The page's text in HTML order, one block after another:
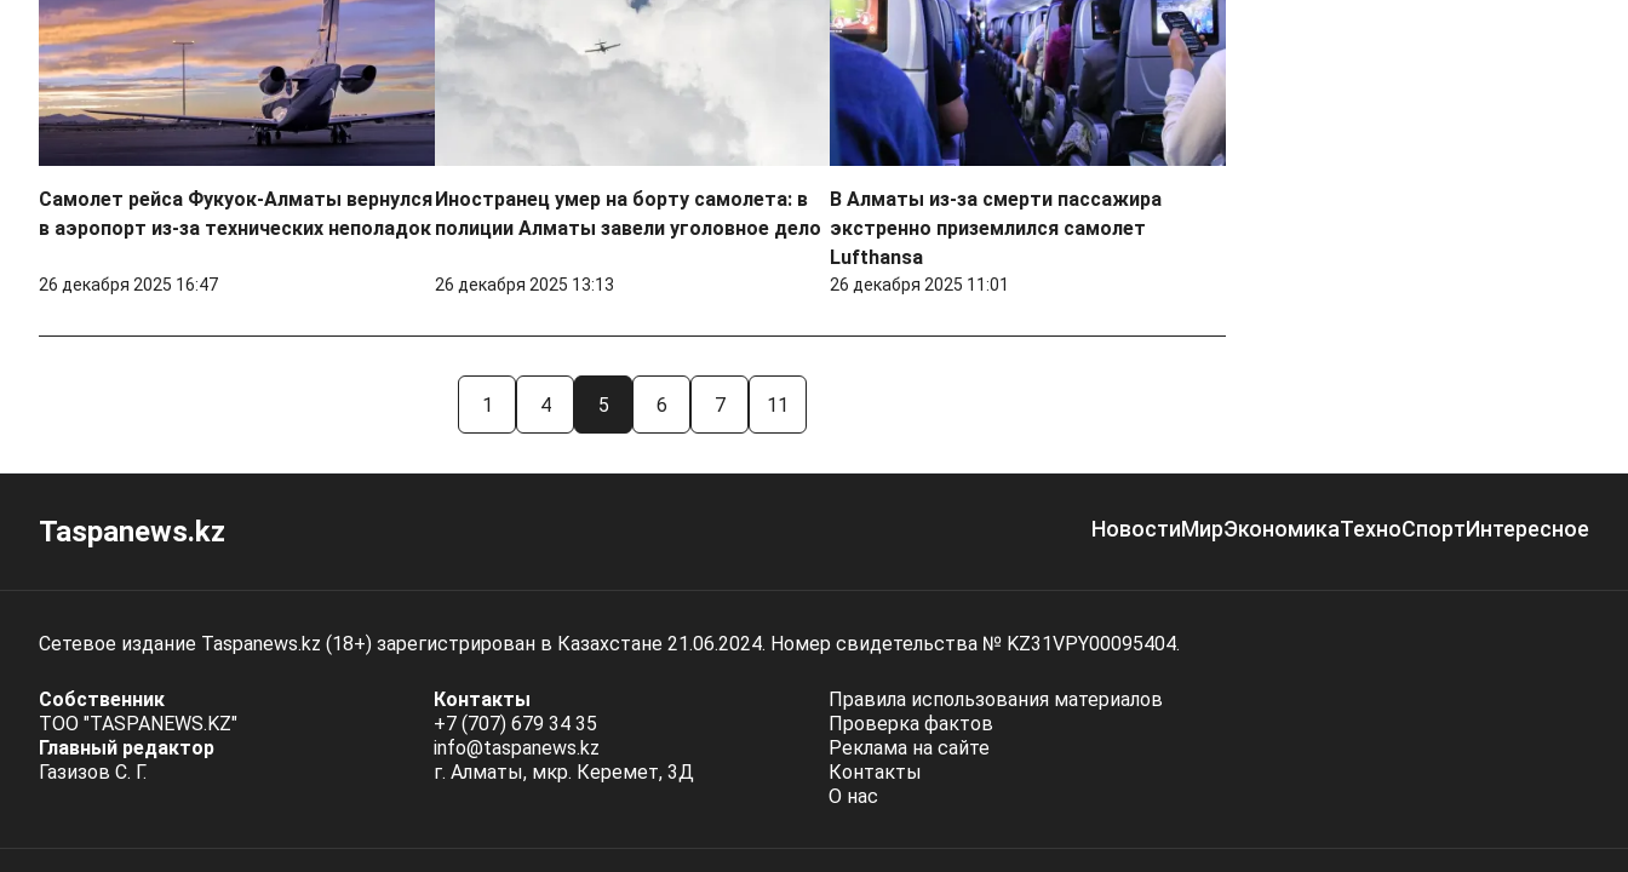
Самолет рейса Фукуок-Алматы вернулся
в аэропорт из-за технических неполадок
26 декабря 2025 16:47
Иностранец умер на борту самолета: в
полиции Алматы завели уголовное дело
26 декабря 2025 13:13
В Алматы из-за смерти пассажира
экстренно приземлился самолет
Lufthansa
26 декабря 2025 11:01
1 4 5 6 7 11
Taspanews.kz НовостиМирЭкономикаТехноСпортИнтересное
Сетевое издание Taspanews.kz (18+) зарегистрирован в Казахстане 21.06.2024. Номер свидетельства № KZ31VPY00095404.
Собственник
ТОО "TASPANEWS.KZ"
Главный редактор
Газизов С. Г.
Контакты
+7 (707) 679 34 35
info@taspanews.kz
г. Алматы, мкр. Керемет, 3Д
Правила использования материалов
Проверка фактов
Реклама на сайте
Контакты
О нас